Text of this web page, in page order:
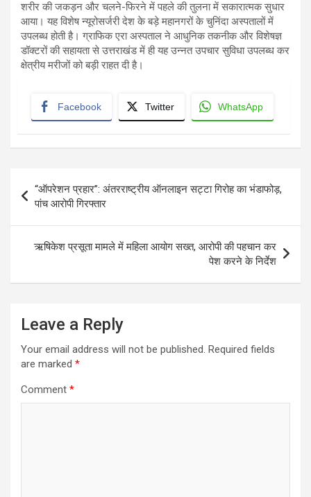
शरीर की जकड़न और चलने-फिरने में पहले की तुलना में सकारात्मक सुधार
आया। यह विशेष न्यूरोसर्जरी देश के बड़े महानगरों के चुनिंदा अस्पतालों में
उपलब्ध होती है। ग्राफिक एरा अस्पताल ने आधुनिक तकनीक और विशेषज्ञ
डॉक्टरों की सहायता से उत्तराखंड में ही यह उन्नत उपचार सुविधा उपलब्ध कर
क्षेत्रीय मरीजों को बड़ी राहत दी है।
Facebook Twitter WhatsApp
Post
navigation
“ऑपरेशन प्रहार”: अंतरराष्ट्रीय ऑनलाइन सट्टा गिरोह का भंडाफोड़,
पांच आरोपी गिरफ्तार
ऋषिकेश प्रसूता मामले में महिला आयोग सख्त, आरोपी की पहचान कर
पेश करने के निर्देश
Leave a Reply
Your email address will not be published. Required fields
are marked *
Comment *